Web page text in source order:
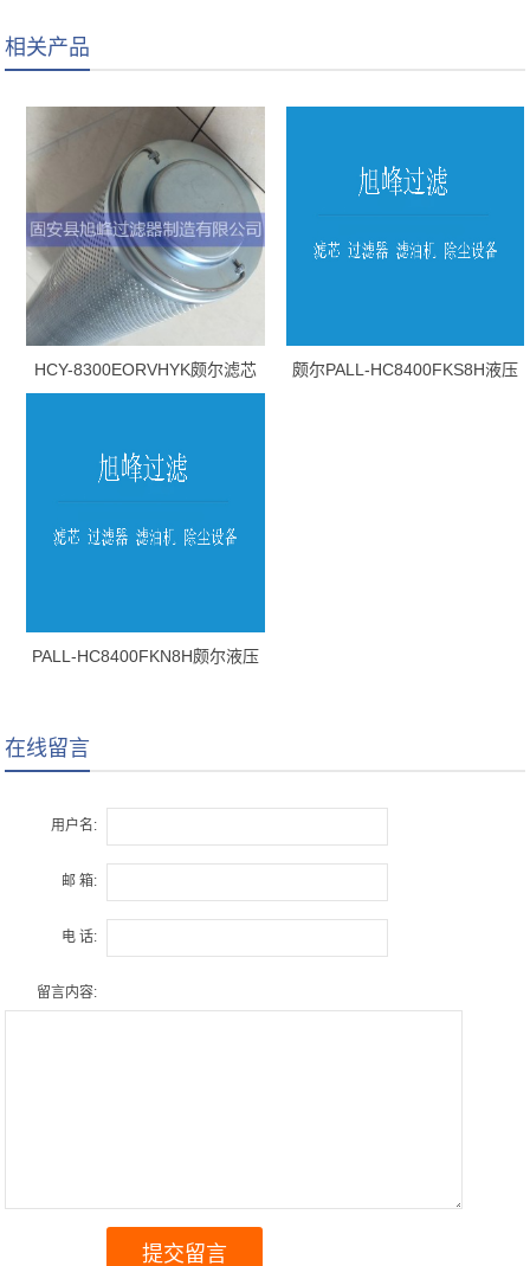
相关产品
HCY-8300EORVHYK颇尔滤芯
颇尔PALL-HC8400FKS8H液压
PALL-HC8400FKN8H颇尔液压
在线留言
用户名:
邮 箱:
电 话:
留言内容: